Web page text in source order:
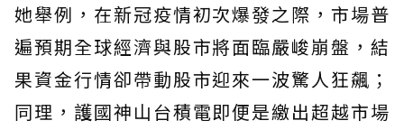
她舉例，在新冠疫情初次爆發之際，市場普
遍預期全球經濟與股市將面臨嚴峻崩盤，結
果資金行情卻帶動股市迎來一波驚人狂飆；
同理，護國神山台積電即便是繳出超越市場